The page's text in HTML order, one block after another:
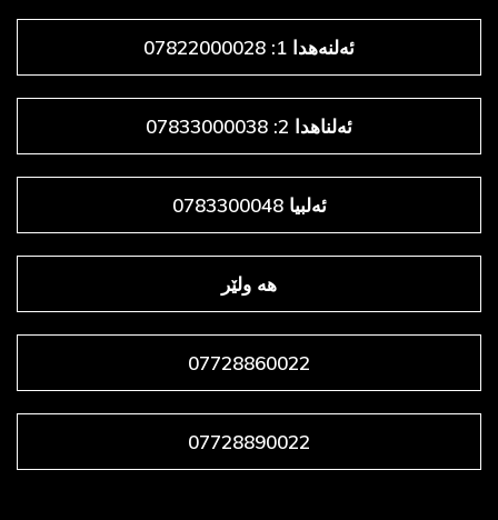
ئەلنەهدا 1: 07822000028
ئەلناهدا 2: 07833000038
ئەلبیا 0783300048
هه ولێر
07728860022
07728890022